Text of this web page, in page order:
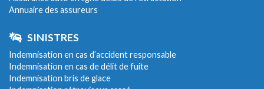
Annuaire des assureurs
SINISTRES
Indemnisation en cas d’accident responsable
Indemnisation en cas de délit de fuite
Indemnisation bris de glace